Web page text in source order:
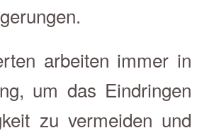
arbeiten immer in
um das Eindringen
zu vermeiden und